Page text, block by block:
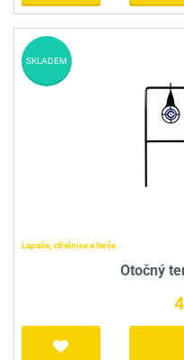
Lapače, střelnice a terče
Otočný
SKLADEM